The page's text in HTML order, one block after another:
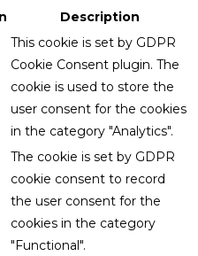
Description
This cookie is set by GDPR
Cookie Consent plugin. The
cookie is used to store the
user consent for the cookies
in the category "Analytics".
The cookie is set by GDPR
cookie consent to record
the user consent for the
cookies in the category
"Functional".